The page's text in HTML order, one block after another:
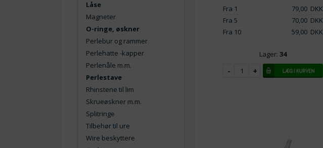
Låse
Magneter
O-ringe, øskner
Perlebur og rammer
Perlehatte -kapper
Perlenåle m.m.
Perlestave
Rhinstene til lim
Skrueøskner m.m.
Splitringe
Tilbehør til ure
Wire beskyttere
Fra 1
79,00 DKK
Fra 5
70,00 DKK
Fra 10
59,00 DKK
Lager:34